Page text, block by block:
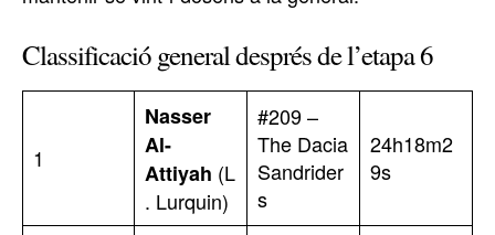
Classificació general després de l’etapa 6
1
Nasser
Al-
Attiyah (L
. Lurquin)
#209 –
The Dacia
Sandrider
s
24h18m2
9s